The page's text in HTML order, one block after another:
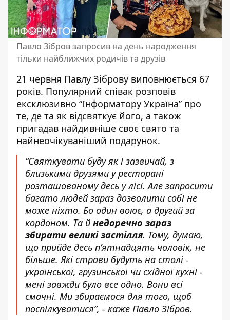
Павло Зібров запросив на день народження
тільки найближчих родичів та друзів
21 червня Павлу Зіброву виповнюється 67
років. Популярний співак розповів
ексклюзивно “Інформатору Україна” про
те, де та як відсвяткує його, а також
пригадав найдивніше своє свято та
найнеочікуваніший подарунок.
“Святкувати буду як і зазвичай, з
близькими друзями у ресторані
розташованому десь у лісі. Але запросити
багато людей зараз дозволити собі не
може ніхто. Бо один воює, а другий за
кордоном. Та й недоречно зараз
збирати великі застілля. Тому, думаю,
що прийде десь п’ятнадцять чоловік, не
більше. Які страви будуть на столі -
української, грузинської чи східної кухні -
мені завжди було все одно. Вони всі
смачні. Ми збираємося для того, щоб
поспілкуватися”, - каже Павло Зібров.